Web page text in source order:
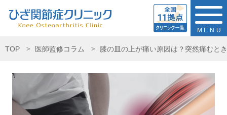
MENU
TOP 医師監修コラム 膝の皿の上が痛い原因は？突然痛むと